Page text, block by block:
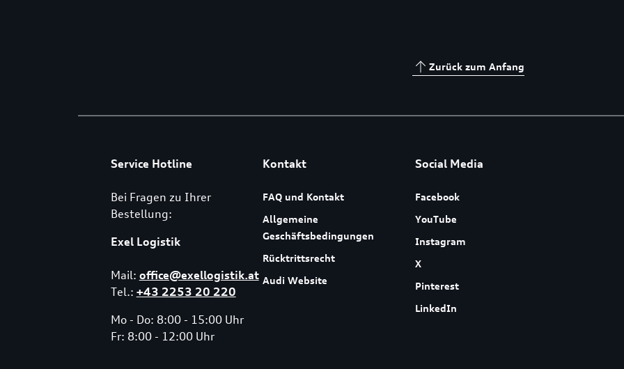
Zurück zum Anfang
Service Hotline
Bei Fragen zu Ihrer
Bestellung:
Exel Logistik
Mail: office@exellogistik.at
Tel.: +43 2253 20 220
Mo - Do: 8:00 - 15:00 Uhr
Fr: 8:00 - 12:00 Uhr
Kontakt
FAQ und Kontakt
Allgemeine
Geschäftsbedingungen
Rücktrittsrecht
Audi Website
Social Media
Facebook
YouTube
Instagram
X
Pinterest
LinkedIn